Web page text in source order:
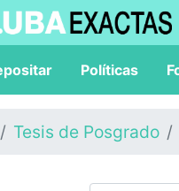
Políticas
Tesis de Posgrado